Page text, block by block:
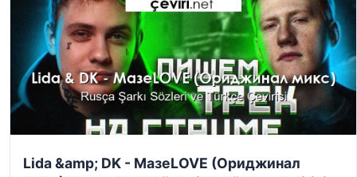
Lida &amp; DK - МазеLOVE (Ориджинал